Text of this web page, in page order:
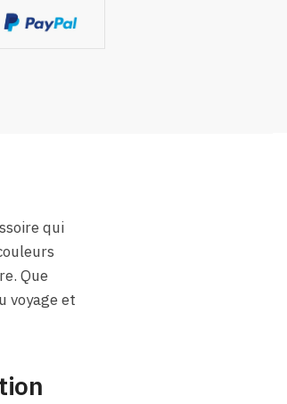
qui
Que
voyage et